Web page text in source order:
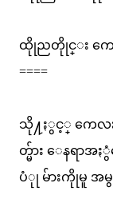
ထိုုညတိုုင္း ကေ
====
သို႔ႏွင့္ ကေလး
တ္မ်ား ေနရာအ
ပံုု မ်ားကိုုမူ အမွ